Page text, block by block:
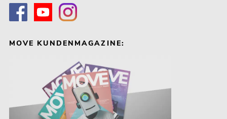
MOVE KUNDENMAGAZINE: